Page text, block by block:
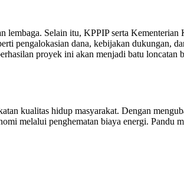
lembaga. Selain itu, KPPIP serta
pengalokasian dana, kebijakan dukungan,
proyek ini akan menjadi batu loncatan
kualitas hidup masyarakat. Dengan
melalui penghematan biaya energi. Pandu